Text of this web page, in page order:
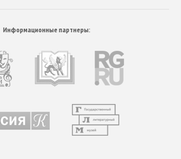
Информационные партнеры: